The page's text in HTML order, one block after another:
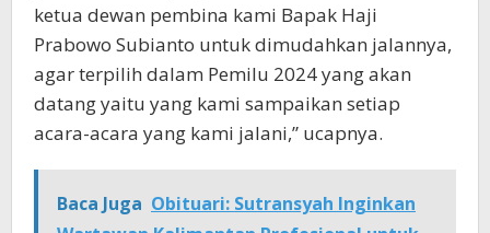
ketua dewan pembina kami Bapak Haji
Prabowo Subianto untuk dimudahkan jalannya,
agar terpilih dalam Pemilu 2024 yang akan
datang yaitu yang kami sampaikan setiap
acara-acara yang kami jalani,” ucapnya.
Baca Juga Obituari: Sutransyah Inginkan